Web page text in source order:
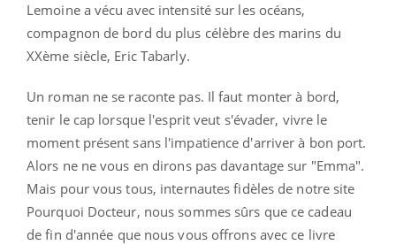
Lemoine a vécu avec intensité sur les océans,
compagnon de bord du plus célèbre des marins du
XXème siècle, Eric Tabarly.
Un roman ne se raconte pas. Il faut monter à bord,
tenir le cap lorsque l'esprit veut s'évader, vivre le
moment présent sans l'impatience d'arriver à bon port.
Alors ne ne vous en dirons pas davantage sur "Emma".
Mais pour vous tous, internautes fidèles de notre site
Pourquoi Docteur, nous sommes sûrs que ce cadeau
de fin d'année que nous vous offrons avec ce livre